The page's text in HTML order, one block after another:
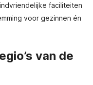
faciliteiten
voor gezinnen én
van de